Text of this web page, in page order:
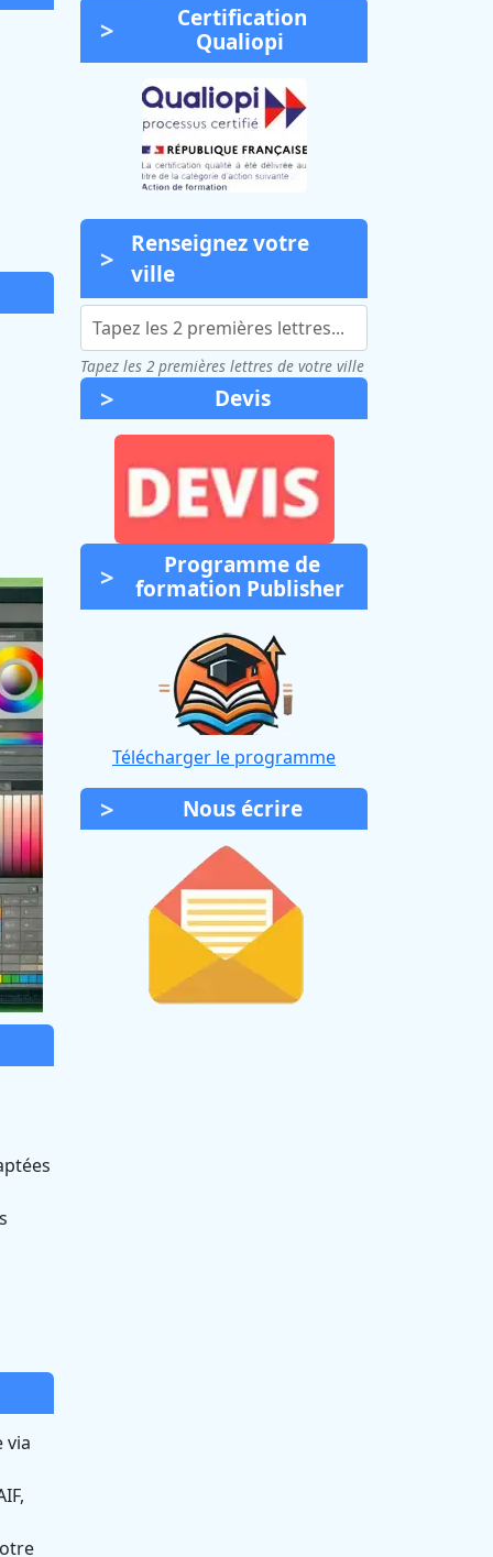
via
Certification
Qualiopi
Renseignez votre
ville
Tapez les 2 premières lettres de votre ville
Devis
Programme de
formation Publisher
Télécharger le programme
Nous écrire